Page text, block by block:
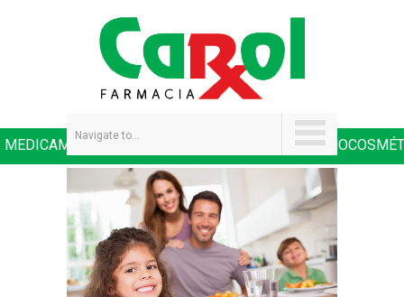
Navigate to...
MEDICAMENTOS